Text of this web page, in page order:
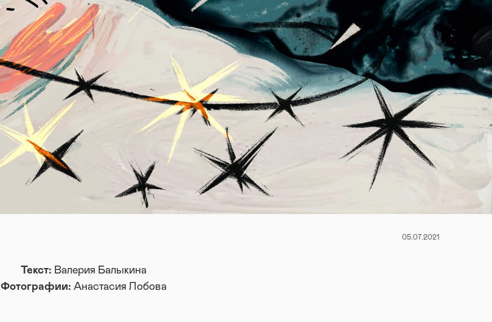
05.07.2021
Текст: Валерия Балыкина
Фотографии: Анастасия Лобова